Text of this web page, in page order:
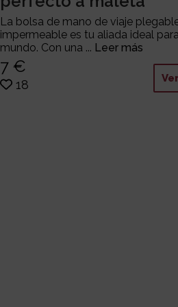
La bolsa de mano de viaje
impermeable es tu aliada ideal
mundo. Con una ... Leer más
7 €
18